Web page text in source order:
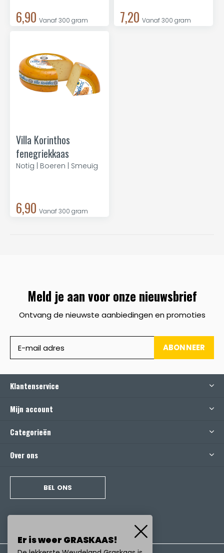
6,90 Vanaf 300 gram 7,20 Vanaf 300 gram
Villa Korinthos
fenegriekkaas
Notig | Boeren | Smeuïg
6,90 Vanaf 300 gram
Meld je aan voor onze nieuwsbrief
Ontvang de nieuwste aanbiedingen en promoties
ABONNEER
Klantenservice
Mijn account
Categorieën
Over ons
BEL ONS
Er is weer GRASKAAS!